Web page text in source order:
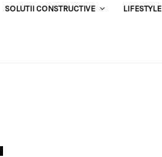
SOLUTII CONSTRUCTIVE LIFESTYLE